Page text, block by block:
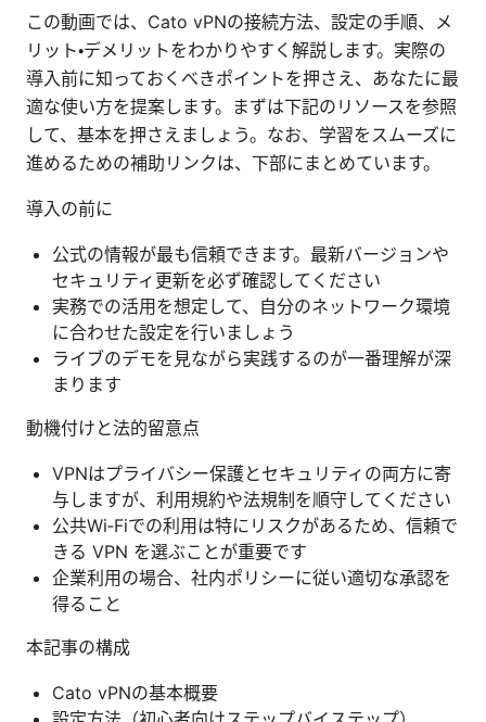
この動画では、Cato vPNの接続方法、設定の手順、メ
リット・デメリットをわかりやすく解説します。実際の
導入前に知っておくべきポイントを押さえ、あなたに最
適な使い方を提案します。まずは下記のリソースを参照
して、基本を押さえましょう。なお、学習をスムーズに
進めるための補助リンクは、下部にまとめています。
導入の前に
公式の情報が最も信頼できます。最新バージョンや
セキュリティ更新を必ず確認してください
実務での活用を想定して、自分のネットワーク環境
に合わせた設定を行いましょう
ライブのデモを見ながら実践するのが一番理解が深
まります
動機付けと法的留意点
VPNはプライバシー保護とセキュリティの両方に寄
与しますが、利用規約や法規制を順守してください
公共Wi‑Fiでの利用は特にリスクがあるため、信頼で
きる VPN を選ぶことが重要です
企業利用の場合、社内ポリシーに従い適切な承認を
得ること
本記事の構成
Cato vPNの基本概要